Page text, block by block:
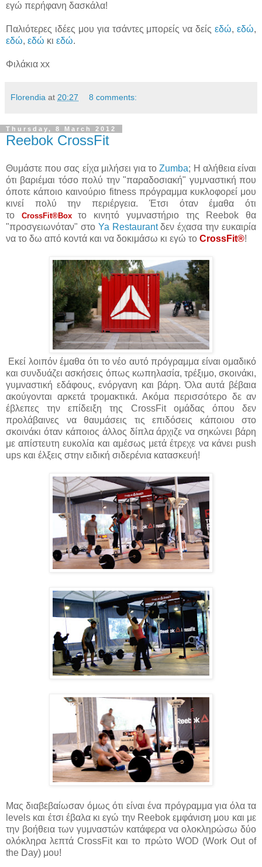
εγώ περήφανη δασκάλα!
Παλιότερες ιδέες μου για τσάντες μπορείς να δείςεδώ,εδώ,
εδώ, εδώ κι εδώ.
Φιλάκια xx
Florendia at 20:27 8 comments:
Thursday, 8 March 2012
Reebok CrossFit
Θυμάστε που σας είχα μιλήσει για τoZumba; Η αλήθεια είναι
ότι βαριέμαι τόσο πολύ την "παραδοσιακή" γυμναστική που
όποτε κάποιο καινούριο fitness πρόγραμμα κυκλοφορεί μου
κινεί πολύ την περιέργεια. Έτσι όταν έμαθα ότι
το CrossFit®Box
το κινητό γυμναστήριο της Reebok θα
"προσγειωνόταν" στο Ya Restaurantδεν έχασα την ευκαιρία
να το δω από κοντά και να δοκιμάσω κι εγώ το CrossFit®!
Εκεί λοιπόν έμαθα ότι το νέο αυτό πρόγραμμα είναι ομαδικό
και συνδυάζει ασκήσεις όπως κωπηλασία, τρέξιμο, σκοινάκι,
γυμναστική εδάφους, ενόργανη και βάρη. Όλα αυτά βέβαια
ακούγονται αρκετά τρομακτικά. Ακόμα περισσότερο δε αν
έβλεπες την επίδειξη της CrossFit ομάδας όπου δεν
προλάβαινες να θαυμάσεις τις επιδόσεις κάποιου στο
σκοινάκι όταν κάποιος άλλος δίπλα άρχιζε να σηκώνει βάρη
με απίστευτη ευκολία και αμέσως μετά έτρεχε να κάνει push
ups και έλξεις στην ειδική σιδερένια κατασκευή!
Μας διαβεβαίωσαν όμως ότι είναι ένα πρόγραμμα για όλα τα
levels και έτσι έβαλα κι εγώ την Reebok εμφάνιση μου και με
την βοήθεια των γυμναστών κατάφερα να ολοκληρώσω δύο
ολόκληρα λεπτά CrossFit και το πρώτο WOD (Work Out of
the Day) μου!